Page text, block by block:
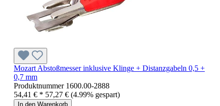
Mozart Abstoßmesser inklusive Klinge + Distanzgabeln 0,5 +
0,7 mm
Produktnummer 1600.00-2888
54,41 € * 57,27 € (4.99% gespart)
In den Warenkorb